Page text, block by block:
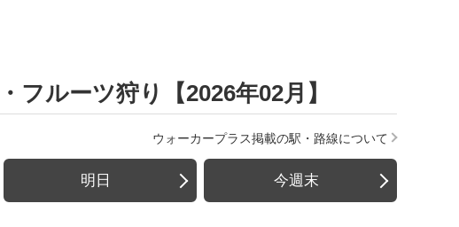
フルーツ狩り【2026年02月】
ウォーカープラス掲載の駅・路線について
明日 今週末